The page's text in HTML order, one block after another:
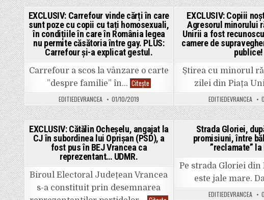
seniorilor
din
PNL:
”Mai
avem
puțin
să
dar
nu
🙂
Posted
in
EXCLUSIV: Carrefour vinde cărți în care
sunt poze cu copii cu tați homosexuali,
în condițiile în care în România legea
nu permite căsătoria între gay. PLUS:
Carrefour și-a explicat gestul.
Carrefour a scos la vânzare o carte
”despre familie” în… CiteșteEXCLUSIV:
Carrefour
vinde
în
care
sunt
poze
cu
copii
homosexuali,
în
condițiile
care
în
EDITIEDEVRANCEA 01/10/2019
Posted
in
EXCLUSIV: Copiii
Agresorul minorului
Unirii a fost
camere de
publice!
Știrea cu minorul
zilei din Piața
EDITIEDEVRANCEA
Posted
in
EXCLUSIV: Cătălin Ocheșelu, angajat la
CJ în subordinea lui Oprișan (PSD), a
fost pus în BEJ Vrancea ca
reprezentant… UDMR.
Biroul Electoral Județean Vrancea
s-a constituit prin desemnarea
Posted
in
Strada Gloriei,
promisiuni, între
”reclamate”
Pe strada Gloriei din
este jale mare.
EDITIEDEVRANCEA